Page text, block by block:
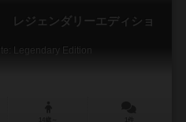
ジェンダリーエディショ
Legendary Edition